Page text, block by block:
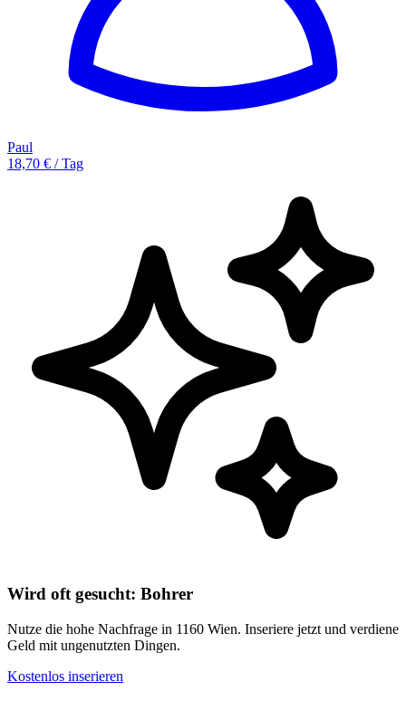
Paul
18,70 € / Tag
Wird oft gesucht: Bohrer
Nutze die hohe Nachfrage in 1160 Wien. Inseriere jetzt und verdiene
Geld mit ungenutzten Dingen.
Kostenlos inserieren